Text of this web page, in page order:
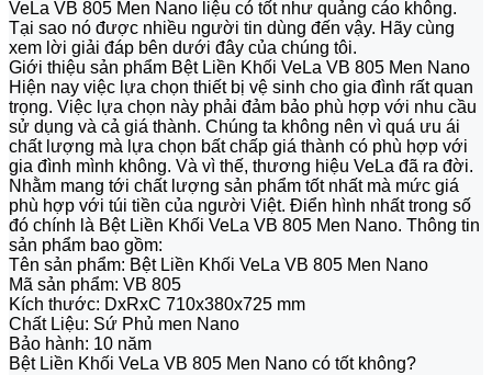
VeLa VB 805 Men Nano liệu có tốt như quảng cáo không.
Tại sao nó được nhiều người tin dùng đến vậy. Hãy cùng
xem lời giải đáp bên dưới đây của chúng tôi.
Giới thiệu sản phẩm Bệt Liền Khối VeLa VB 805 Men Nano
Hiện nay việc lựa chọn thiết bị vệ sinh cho gia đình rất quan
trọng. Việc lựa chọn này phải đảm bảo phù hợp với nhu cầu
sử dụng và cả giá thành. Chúng ta không nên vì quá ưu ái
chất lượng mà lựa chọn bất chấp giá thành có phù hợp với
gia đình mình không. Và vì thế, thương hiệu VeLa đã ra đời.
Nhằm mang tới chất lượng sản phẩm tốt nhất mà mức giá
phù hợp với túi tiền của người Việt. Điển hình nhất trong số
đó chính là Bệt Liền Khối VeLa VB 805 Men Nano. Thông tin
sản phẩm bao gồm:
Tên sản phẩm: Bệt Liền Khối VeLa VB 805 Men Nano
Mã sản phẩm: VB 805
Kích thước: DxRxC 710x380x725 mm
Chất Liệu: Sứ Phủ men Nano
Bảo hành: 10 năm
Bệt Liền Khối VeLa VB 805 Men Nano có tốt không?